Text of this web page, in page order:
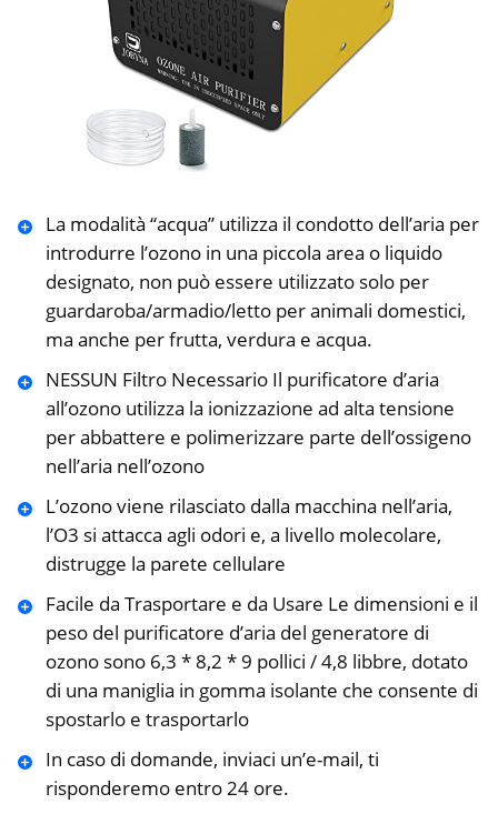
La modalità “acqua” utilizza il condotto dell’aria per
introdurre l’ozono in una piccola area o liquido
designato, non può essere utilizzato solo per
guardaroba/armadio/letto per animali domestici,
ma anche per frutta, verdura e acqua.
NESSUN Filtro Necessario Il purificatore d’aria
all’ozono utilizza la ionizzazione ad alta tensione
per abbattere e polimerizzare parte dell’ossigeno
nell’aria nell’ozono
L’ozono viene rilasciato dalla macchina nell’aria,
l’O3 si attacca agli odori e, a livello molecolare,
distrugge la parete cellulare
Facile da Trasportare e da Usare Le dimensioni e il
peso del purificatore d’aria del generatore di
ozono sono 6,3 * 8,2 * 9 pollici / 4,8 libbre, dotato
di una maniglia in gomma isolante che consente di
spostarlo e trasportarlo
In caso di domande, inviaci un’e-mail, ti
risponderemo entro 24 ore.